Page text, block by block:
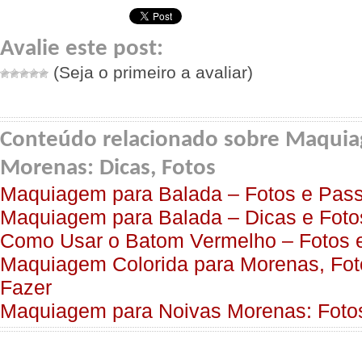
Avalie este post:
(Seja o primeiro a avaliar)
Conteúdo relacionado sobre
Morenas: Dicas, Fotos
Maquiagem para Balada – Fotos e
Maquiagem para Balada – Dicas e
Como Usar o Batom Vermelho – Fotos
Maquiagem Colorida para Morenas,
Fazer
Maquiagem para Noivas Morenas: